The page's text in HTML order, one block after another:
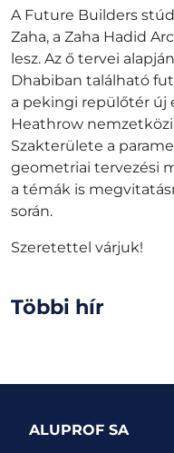
A Future Builders
Zaha, a Zaha Hadid
lesz. Az ő tervei
Dhabiban található
a pekingi repülőtér új
Heathrow
Szakterülete a
geometriai tervezési
a témák is
során.
Szeretettel várjuk!
Többi hír
ALUPROF SA